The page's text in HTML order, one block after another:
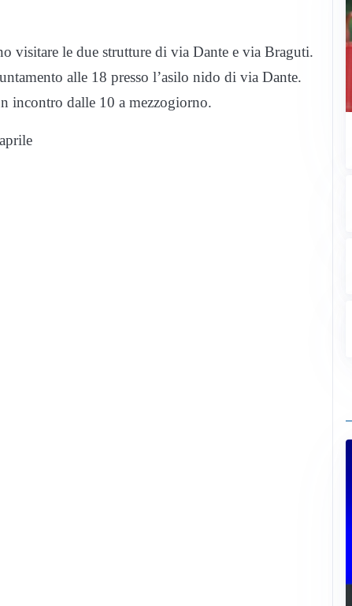
visitare le due strutture di via Dante e via Braguti.
alle 18 presso l’asilo nido di via Dante.
incontro dalle 10 a mezzogiorno.